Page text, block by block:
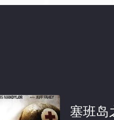
塞班岛